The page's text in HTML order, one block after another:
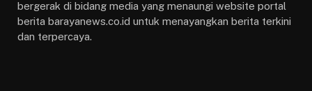
bergerak di bidang media yang menaungi website portal
berita barayanews.co.id untuk menayangkan berita terkini
dan terpercaya.